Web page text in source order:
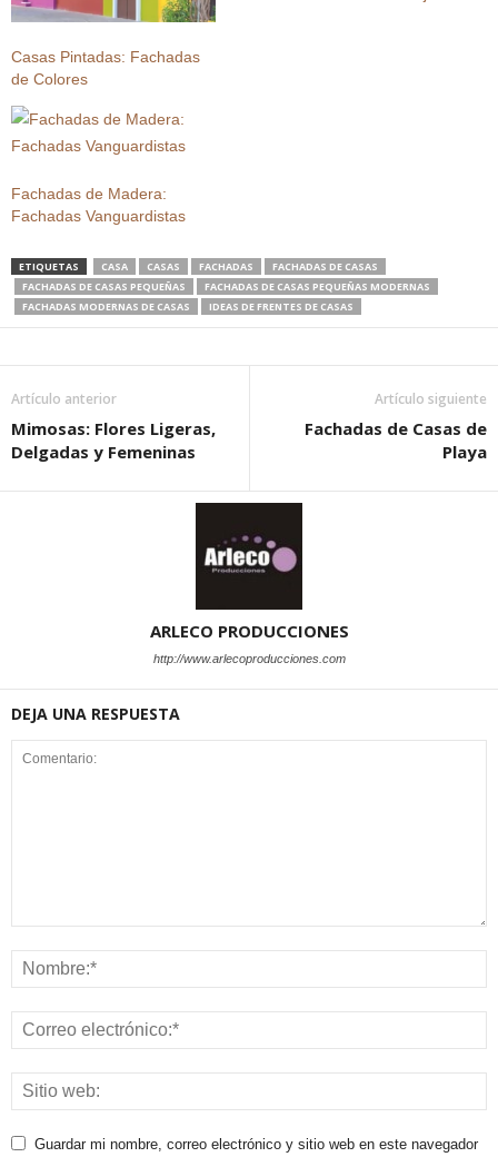
Casas Pintadas: Fachadas
de Colores
Fachadas de Madera:
Fachadas Vanguardistas
ETIQUETAS CASA CASAS FACHADAS
FACHADAS DE CASAS
FACHADAS DE CASAS PEQUEÑAS
FACHADAS DE CASAS PEQUEÑAS MODERNAS
FACHADAS MODERNAS DE CASAS
IDEAS DE FRENTES DE CASAS
Artículo anterior
Mimosas: Flores Ligeras,
Delgadas y Femeninas
Artículo siguiente
Fachadas de Casas de
Playa
ARLECO PRODUCCIONES
http://www.arlecoproducciones.com
DEJA UNA RESPUESTA
Guardar mi nombre, correo electrónico y sitio web en este navegador